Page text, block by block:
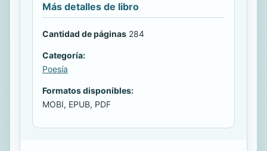
Más detalles de libro
Cantidad de páginas 284
Categoría:
Poesía
Formatos disponibles:
MOBI, EPUB, PDF